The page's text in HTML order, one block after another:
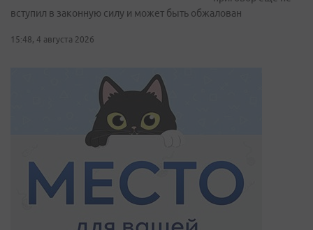
вступил в законную силу и может быть обжалован
15:48, 4 августа 2026